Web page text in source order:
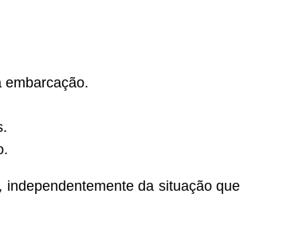
embarcação.
da situação que